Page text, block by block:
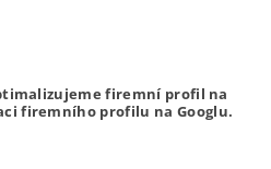
firemní profil na
firemního profilu na Googlu.